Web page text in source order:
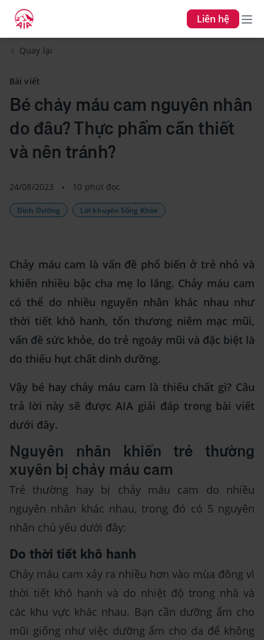
Liên hệ
Quay lại
Bài viết
Bé chảy máu cam nguyên nhân
do đâu? Thực phẩm cần thiết
và nên tránh?
24/08/2023 10 phút đọc
Dinh Dưỡng Lời khuyên Sống Khỏe
Chảy máu cam là vấn đề phổ biến ở trẻ nhỏ và
khiến nhiều bậc cha mẹ lo lắng. Chảy máu cam
có thể do nhiều nguyên nhân khác nhau như
thời tiết khô hanh, tổn thương niêm mạc mũi,
vấn đề sức khỏe, do trẻ ngoáy mũi và đặc biệt là
do thiếu hụt chất dinh dưỡng.
Vậy bé hay chảy máu cam là thiếu chất gì? Câu
trả lời này sẽ được AIA giải đáp trong bài viết
dưới đây.
Nguyên nhân khiến trẻ thường
xuyên bị chảy máu cam
Trẻ thường hay bị chảy máu cam do nhiều
nguyên nhân khác nhau, trong đó có 5 nguyên
nhân chủ yếu dưới đây:
Do thời tiết khô hanh
Chảy máu cam xảy ra nhiều hơn vào mùa đông vì
thời tiết khô hanh và do nhiệt độ trong nhà và
các khu vực khác nhau. Bạn cần dưỡng ẩm cho
mũi giống như việc dưỡng ẩm cho da để không